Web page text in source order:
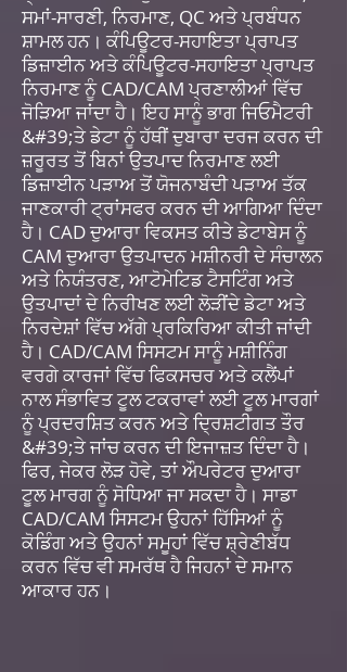
ਸਮਾਂ-ਸਾਰਣੀ, ਨਿਰਮਾਣ, QC ਅਤੇ ਪ੍ਰਬੰਧਨ
ਸ਼ਾਮਲ ਹਨ। ਕੰਪਿਊਟਰ-ਸਹਾਇਤਾ ਪ੍ਰਾਪਤ
ਡਿਜ਼ਾਈਨ ਅਤੇ ਕੰਪਿਊਟਰ-ਸਹਾਇਤਾ ਪ੍ਰਾਪਤ
ਨਿਰਮਾਣ ਨੂੰ CAD/CAM ਪ੍ਰਣਾਲੀਆਂ ਵਿੱਚ
ਜੋੜਿਆ ਜਾਂਦਾ ਹੈ। ਇਹ ਸਾਨੂੰ ਭਾਗ ਜਿਓਮੈਟਰੀ
&#39;ਤੇ ਡੇਟਾ ਨੂੰ ਹੱਥੀਂ ਦੁਬਾਰਾ ਦਰਜ ਕਰਨ ਦੀ
ਜ਼ਰੂਰਤ ਤੋਂ ਬਿਨਾਂ ਉਤਪਾਦ ਨਿਰਮਾਣ ਲਈ
ਡਿਜ਼ਾਈਨ ਪੜਾਅ ਤੋਂ ਯੋਜਨਾਬੰਦੀ ਪੜਾਅ ਤੱਕ
ਜਾਣਕਾਰੀ ਟ੍ਰਾਂਸਫਰ ਕਰਨ ਦੀ ਆਗਿਆ ਦਿੰਦਾ
ਹੈ। CAD ਦੁਆਰਾ ਵਿਕਸਤ ਕੀਤੇ ਡੇਟਾਬੇਸ ਨੂੰ
CAM ਦੁਆਰਾ ਉਤਪਾਦਨ ਮਸ਼ੀਨਰੀ ਦੇ ਸੰਚਾਲਨ
ਅਤੇ ਨਿਯੰਤਰਣ, ਆਟੋਮੇਟਿਡ ਟੈਸਟਿੰਗ ਅਤੇ
ਉਤਪਾਦਾਂ ਦੇ ਨਿਰੀਖਣ ਲਈ ਲੋੜੀਂਦੇ ਡੇਟਾ ਅਤੇ
ਨਿਰਦੇਸ਼ਾਂ ਵਿੱਚ ਅੱਗੇ ਪ੍ਰਕਿਰਿਆ ਕੀਤੀ ਜਾਂਦੀ
ਹੈ। CAD/CAM ਸਿਸਟਮ ਸਾਨੂੰ ਮਸ਼ੀਨਿੰਗ
ਵਰਗੇ ਕਾਰਜਾਂ ਵਿੱਚ ਫਿਕਸਚਰ ਅਤੇ ਕਲੈਂਪਾਂ
ਨਾਲ ਸੰਭਾਵਿਤ ਟੂਲ ਟਕਰਾਵਾਂ ਲਈ ਟੂਲ ਮਾਰਗਾਂ
ਨੂੰ ਪ੍ਰਦਰਸ਼ਿਤ ਕਰਨ ਅਤੇ ਦ੍ਰਿਸ਼ਟੀਗਤ ਤੌਰ
&#39;ਤੇ ਜਾਂਚ ਕਰਨ ਦੀ ਇਜਾਜ਼ਤ ਦਿੰਦਾ ਹੈ।
ਫਿਰ, ਜੇਕਰ ਲੋੜ ਹੋਵੇ, ਤਾਂ ਔਪਰੇਟਰ ਦੁਆਰਾ
ਟੂਲ ਮਾਰਗ ਨੂੰ ਸੋਧਿਆ ਜਾ ਸਕਦਾ ਹੈ। ਸਾਡਾ
CAD/CAM ਸਿਸਟਮ ਉਹਨਾਂ ਹਿੱਸਿਆਂ ਨੂੰ
ਕੋਡਿੰਗ ਅਤੇ ਉਹਨਾਂ ਸਮੂਹਾਂ ਵਿੱਚ ਸ਼੍ਰੇਣੀਬੱਧ
ਕਰਨ ਵਿੱਚ ਵੀ ਸਮਰੱਥ ਹੈ ਜਿਹਨਾਂ ਦੇ ਸਮਾਨ
ਆਕਾਰ ਹਨ।